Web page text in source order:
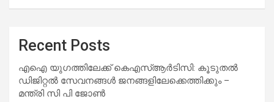
Recent Posts
എഐ യുഗത്തിലേക്ക് കെഎസ്ആർടിസി: കൂടുതൽ
ഡിജിറ്റൽ സേവനങ്ങൾ ജനങ്ങളിലേക്കെത്തിക്കും –
മന്ത്രി സി പി ജോൺ